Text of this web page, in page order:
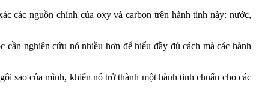
các nguồn chính của oxy và carbon trên hành tinh này: nước,
nghiên cứu nó nhiều hơn để hiểu đầy đủ cách mà các hành
sao của mình, khiến nó trở thành một hành tinh chuẩn cho các